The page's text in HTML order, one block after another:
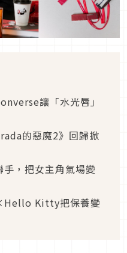
讓「水光唇」
的惡魔2》回歸掀
，把女主角氣場變
Kitty把保養變